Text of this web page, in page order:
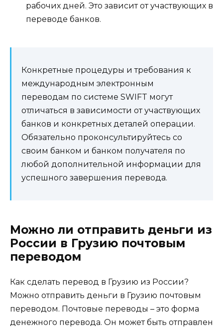
рабочих дней. Это зависит от участвующих в
переводе банков.
Конкретные процедуры и требования к
международным электронным
переводам по системе SWIFT могут
отличаться в зависимости от участвующих
банков и конкретных деталей операции.
Обязательно проконсультируйтесь со
своим банком и банком получателя по
любой дополнительной информации для
успешного завершения перевода.
Можно ли отправить деньги из
России в Грузию почтовым
переводом
Как сделать перевод в Грузию из России?
Можно отправить деньги в Грузию почтовым
переводом. Почтовые переводы – это форма
денежного перевода. Он может быть отправлен